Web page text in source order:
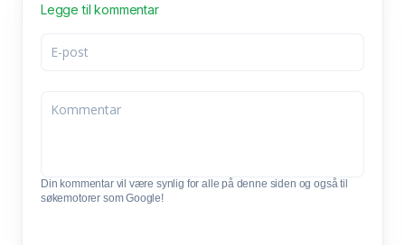
Legge til kommentar
Din kommentar vil være synlig for alle på denne siden og også til
søkemotorer som Google!